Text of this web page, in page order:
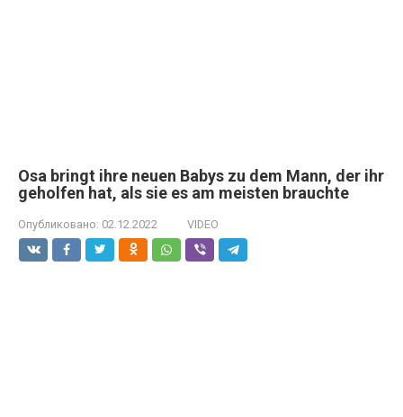
Osa bringt ihre neuen Babys zu dem Mann, der ihr
geholfen hat, als sie es am meisten brauchte
Опубликовано: 02.12.2022 VIDEO